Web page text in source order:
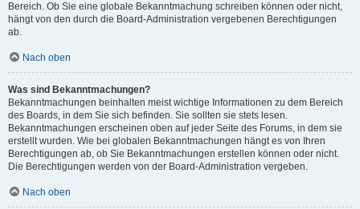
Bereich. Ob Sie eine globale Bekanntmachung schreiben können oder nicht,
hängt von den durch die Board-Administration vergebenen Berechtigungen
ab.
Nach oben
Was sind Bekanntmachungen?
Bekanntmachungen beinhalten meist wichtige Informationen zu dem Bereich
des Boards, in dem Sie sich befinden. Sie sollten sie stets lesen.
Bekanntmachungen erscheinen oben auf jeder Seite des Forums, in dem sie
erstellt wurden. Wie bei globalen Bekanntmachungen hängt es von Ihren
Berechtigungen ab, ob Sie Bekanntmachungen erstellen können oder nicht.
Die Berechtigungen werden von der Board-Administration vergeben.
Nach oben